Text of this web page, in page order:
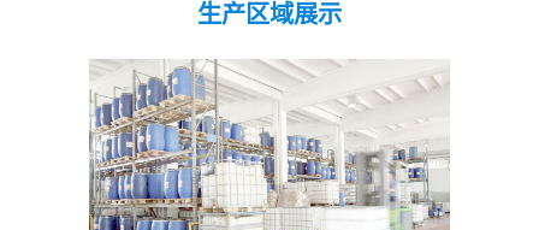
生产区域展示